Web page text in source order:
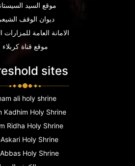
موقع السيد
ديوان الوقف
الامانة العامة للمزارات
موقع قناة كربلاء
sites
ali holy shrine
Kadhim Holy Shrine
Ridha Holy Shrine
Holy Shrine
Holy Shrine